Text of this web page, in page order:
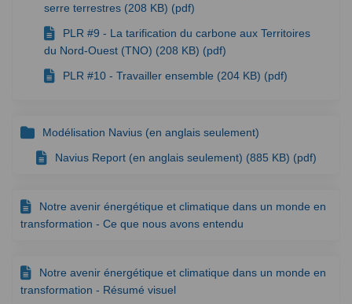
serre terrestres (208 KB) (pdf)
PLR #9 - La tarification du carbone aux Territoires
du Nord-Ouest (TNO) (208 KB) (pdf)
PLR #10 - Travailler ensemble (204 KB) (pdf)
Modélisation Navius (en anglais seulement)
Navius Report (en anglais seulement) (885 KB) (pdf)
Notre avenir énergétique et climatique dans un monde en
transformation - Ce que nous avons entendu
Notre avenir énergétique et climatique dans un monde en
transformation - Résumé visuel